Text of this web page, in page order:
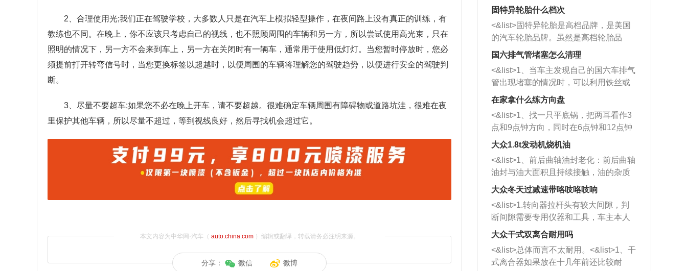
2、合理使用光;我们正在驾驶学校，大多数人只是在汽车上模拟轻型操作，在夜间路上没有真正的训练，有
教练也不同。在晚上，你不应该只考虑自己的视线，也不照顾周围的车辆和另一方，所以尝试使用高光束，只在
照明的情况下，另一方不会来到车上，另一方在关闭时有一辆车，通常用于使用低灯灯。当您暂时停放时，您必
须提前打开转弯信号时，当您更换标签以超越时，以便周围的车辆将理解您的驾驶趋势，以便进行安全的驾驶判
断。
3、尽量不要超车;如果您不必在晚上开车，请不要超越。很难确定车辆周围有障碍物或道路坑洼，很难在夜
里保护其他车辆，所以尽量不超过，等到视线良好，然后寻找机会超过它。
本文内容为中华网·汽车（ auto.china.com）编辑或翻译，转载请务必注明来源。
分享： 微信 微博
固特异轮胎什么档次
<&list>固特异轮胎是高档品牌，是美国
的汽车轮胎品牌。虽然是高档轮胎品
牌，但是中高低端的轮胎都有生产，这
也是为了更好的开拓市场。
国六排气管堵塞怎么清理
<&list>1、当车主发现自己的国六车排气
管出现堵塞的情况时，可以利用铁丝或
者是细棍，直接将杂物给取出来，如果
堵塞情况比较严重，也可以采取应急措
施。 <&list>2、直接利用木棍将所有的
杂物推到排气管里面的位置处，然后将
三元催化器拆解开，就可以将堵塞的东
西取出来。但如果是因为积碳过多引起
的堵塞，就需要将三元催化器泡在草酸
洗剂对堵塞的情况得到解决，将清洗剂
放在燃油箱中，与燃油混合后，车辆启
动时，就可以和汽油一起进入到燃烧
室，最后形成废气排出，就可以让三元
催化器得到清洗，排气管堵塞的情况就
能够得到解决。
在家拿什么练方向盘
<&list>1、找一只平底锅，把两耳看作3
点和9点钟方向，同时在6点钟和12点钟
方向做一个标记。 <&list>2、双手握住
一圈半的练习，往右同样也要打相同的
圈数。 <&list>3、最后强调要反复练
习，这样就可以形成肌肉记忆，在真实
驾驶车辆时，不需要记忆也能打好方
向。
大众1.8t发动机烧机油
<&list>1、前后曲轴油封老化：前后曲轴
油封与油大面积且持续接触，油的杂质
和发动机内持续温度变化使其密封效果
逐渐减弱，导致渗油或漏油。<&list>2、
活塞间隙过大：积碳会使活塞环与缸体
的间隙扩大，导致机油流入燃烧室中，
造成烧机油。<&list>3、机油粘度。使用
机油粘度过小的话，同样会有烧机油现
象，机油粘度过小具有很好的流动性，
大众冬天过减速带咯吱咯吱响
<&list>1.转向器拉杆头有较大间隙，判
断间隙需要专用仪器和工具，车主本人
无法制作，需要将车辆送到修理厂或4s
店；<&list>2.车辆半轴套管防尘罩破
裂，破裂后会出现漏油现象，使半轴磨
损严重，磨损的半轴容易损坏，产生异
大众干式双离合耐用吗
<&list>总体而言不太耐用。<&list>1、干
式离合器如果放在十几年前还比较耐